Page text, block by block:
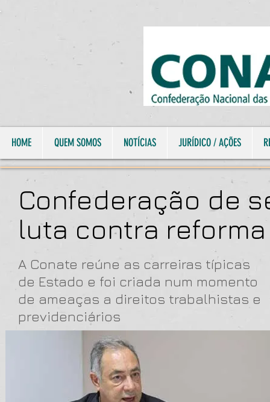
HOME QUEM SOMOS NOTÍCIAS JURÍDICO / AÇÕES
Confederação de
luta contra
A Conate reúne as carreiras típicas
de Estado e foi criada num momento
de ameaças a direitos trabalhistas e
previdenciários